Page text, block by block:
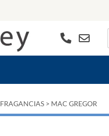
FRAGANCIAS > MAC GREGOR